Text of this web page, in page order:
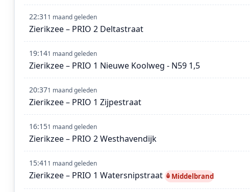
22:31 1 maand geleden
Zierikzee – PRIO 2 Deltastraat
19:141 maand geleden
Zierikzee – PRIO 1 Nieuwe Koolweg - N59 1,5
20:371 maand geleden
Zierikzee – PRIO 1 Zijpestraat
16:151 maand geleden
Zierikzee – PRIO 2 Westhavendijk
15:41 1 maand geleden
Zierikzee – PRIO 1 Watersnipstraat Middelbrand